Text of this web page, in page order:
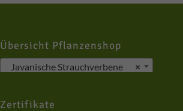
Übersicht Pflanzenshop
×
Javanische Strauchverbene
Zertifikate